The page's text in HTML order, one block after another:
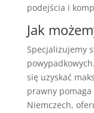
podejścia i
Jak
Specjalizujemy
się uzyskać
prawny pomaga
Niemczech,